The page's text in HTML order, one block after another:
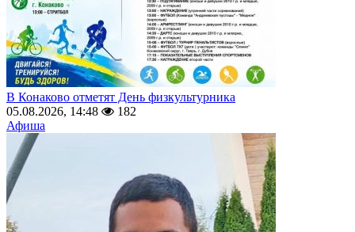
В Конаково отметят День физкультурника
05.08.2026, 14:48
182
Афиша